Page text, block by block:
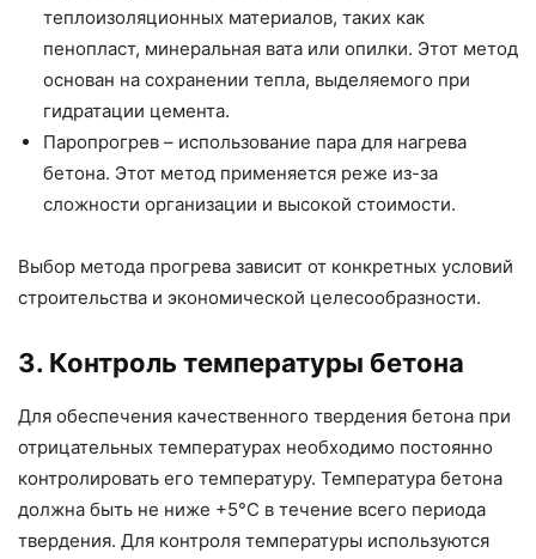
теплоизоляционных материалов, таких как
пенопласт, минеральная вата или опилки. Этот метод
основан на сохранении тепла, выделяемого при
гидратации цемента.
Паропрогрев – использование пара для нагрева
бетона. Этот метод применяется реже из-за
сложности организации и высокой стоимости.
Выбор метода прогрева зависит от конкретных условий
строительства и экономической целесообразности.
3. Контроль температуры бетона
Для обеспечения качественного твердения бетона при
отрицательных температурах необходимо постоянно
контролировать его температуру. Температура бетона
должна быть не ниже +5°C в течение всего периода
твердения. Для контроля температуры используются